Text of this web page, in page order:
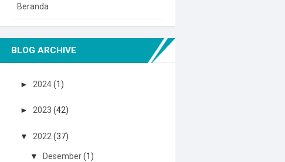
Beranda
BLOG ARCHIVE
► 2024 (1)
►2023 (42)
▼ 2022 (37)
▼ Desember(1)